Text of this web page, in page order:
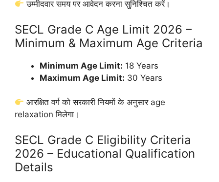
उम्मीदवार समय पर आवेदन करना सुनिश्चित करें।
SECL Grade C Age Limit 2026 –
Minimum & Maximum Age Criteria
Minimum Age Limit: 18 Years
Maximum Age Limit: 30 Years
आरक्षित वर्ग को सरकारी नियमों के अनुसार age
relaxation मिलेगा।
SECL Grade C Eligibility Criteria
2026 – Educational Qualification
Details